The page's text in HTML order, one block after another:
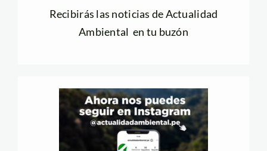
Recibirás las noticias de Actualidad
Ambiental en tu buzón